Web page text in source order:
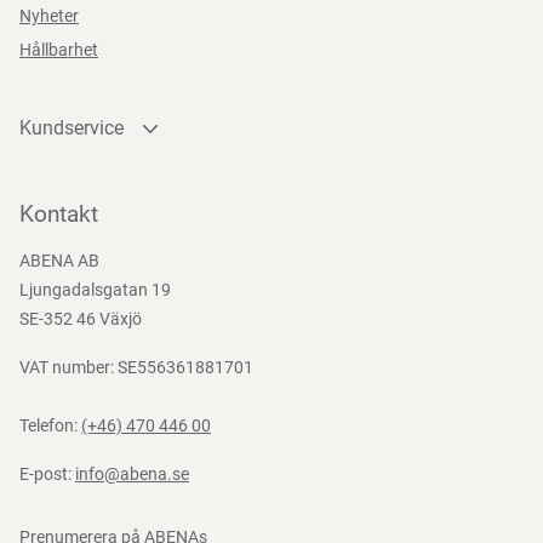
2:2002
Nyheter
Hållbarhet
Kundservice
Bli kund
Nedladdningar
Kontakt
ABENA AB
Ljungadalsgatan 19
SE-352 46 Växjö
VAT number: SE556361881701
Telefon: (+46) 470 446 00
E-post: info@abena.se
Prenumerera på ABENAs